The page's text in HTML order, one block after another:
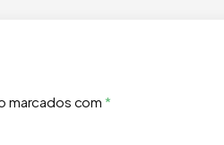
marcados com *